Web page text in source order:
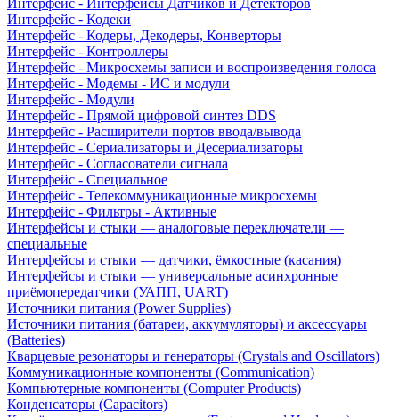
Интерфейс - Интерфейсы Датчиков и Детекторов
Интерфейс - Кодеки
Интерфейс - Кодеры, Декодеры, Конверторы
Интерфейс - Контроллеры
Интерфейс - Микросхемы записи и воспроизведения голоса
Интерфейс - Модемы - ИС и модули
Интерфейс - Модули
Интерфейс - Прямой цифровой синтез DDS
Интерфейс - Расширители портов ввода/вывода
Интерфейс - Сериализаторы и Десериализаторы
Интерфейс - Согласователи сигнала
Интерфейс - Специальное
Интерфейс - Телекоммуникационные микросхемы
Интерфейс - Фильтры - Активные
Интерфейсы и стыки — аналоговые переключатели —
специальные
Интерфейсы и стыки — датчики, ёмкостные (касания)
Интерфейсы и стыки — универсальные асинхронные
приёмопередатчики (УАПП, UART)
Источники питания (Power Supplies)
Источники питания (батареи, аккумуляторы) и аксессуары
(Batteries)
Кварцевые резонаторы и генераторы (Crystals and Oscillators)
Коммуникационные компоненты (Communication)
Компьютерные компоненты (Computer Products)
Конденсаторы (Capacitors)